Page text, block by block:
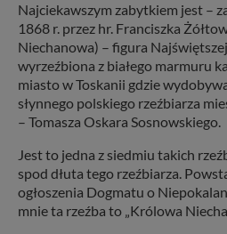
Najciekawszym zabytkiem jest –
1868 r. przez hr. Franciszka
Niechanowa) – figura
wyrzeźbiona z białego marmuru
miasto w Toskanii gdzie
słynnego polskiego rzeźbiarza
– Tomasza Oskara Sosnowskiego.
Jest to jedna z siedmiu takich
spod dłuta tego rzeźbiarza.
ogłoszenia Dogmatu o
mnie ta rzeźba to „Królowa